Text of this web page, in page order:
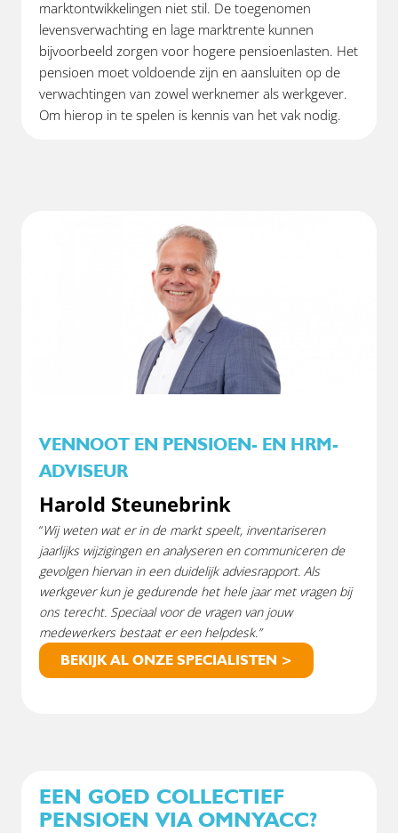
marktontwikkelingen niet stil. De toegenomen
levensverwachting en lage marktrente kunnen
bijvoorbeeld zorgen voor hogere pensioenlasten. Het
pensioen moet voldoende zijn en aansluiten op de
verwachtingen van zowel werknemer als werkgever.
Om hierop in te spelen is kennis van het vak nodig.
VENNOOT EN PENSIOEN- EN HRM-
ADVISEUR
Harold Steunebrink
“Wij weten wat er in de markt speelt, inventariseren
jaarlijks wijzigingen en analyseren en communiceren de
gevolgen hiervan in een duidelijk adviesrapport. Als
werkgever kun je gedurende het hele jaar met vragen bij
ons terecht. Speciaal voor de vragen van jouw
medewerkers bestaat er een helpdesk.”
BEKIJK AL ONZE SPECIALISTEN >
EEN GOED COLLECTIEF
PENSIOEN VIA OMNYACC?